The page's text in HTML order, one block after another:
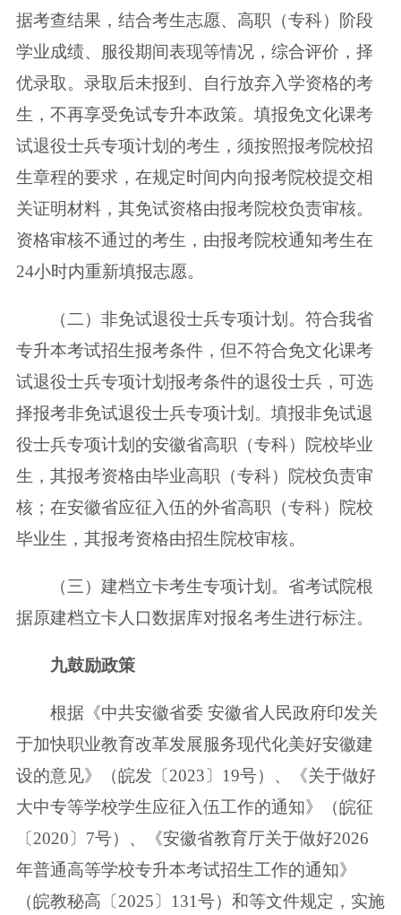
据考查结果，结合考生志愿、高职（专科）阶段
学业成绩、服役期间表现等情况，综合评价，择
优录取。录取后未报到、自行放弃入学资格的考
生，不再享受免试专升本政策。填报免文化课考
试退役士兵专项计划的考生，须按照报考院校招
生章程的要求，在规定时间内向报考院校提交相
关证明材料，其免试资格由报考院校负责审核。
资格审核不通过的考生，由报考院校通知考生在
24小时内重新填报志愿。
（二）非免试退役士兵专项计划。符合我省
专升本考试招生报考条件，但不符合免文化课考
试退役士兵专项计划报考条件的退役士兵，可选
择报考非免试退役士兵专项计划。填报非免试退
役士兵专项计划的安徽省高职（专科）院校毕业
生，其报考资格由毕业高职（专科）院校负责审
核；在安徽省应征入伍的外省高职（专科）院校
毕业生，其报考资格由招生院校审核。
（三）建档立卡考生专项计划。省考试院根
据原建档立卡人口数据库对报名考生进行标注。
九鼓励政策
根据《中共安徽省委 安徽省人民政府印发关
于加快职业教育改革发展服务现代化美好安徽建
设的意见》（皖发〔2023〕19号）、《关于做好
大中专等学校学生应征入伍工作的通知》（皖征
〔2020〕7号）、《安徽省教育厅关于做好2026
年普通高等学校专升本考试招生工作的通知》
（皖教秘高〔2025〕131号）和等文件规定，实施